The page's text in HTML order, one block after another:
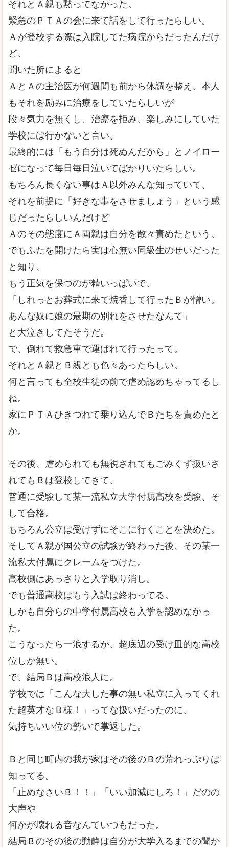
それとＡ親も黙ってなかった。
緊急のＰＴＡの会に来て話をして行ったらしい。
Ａが登校する際は入院してた病院からだったんだけ
ど、
聞いた所によると
ＡとＡの主治医が何週間も前から体調を整え、本人
もそれを励みに治療をしていたらしいが
段々気力を無くし、治療を拒み、楽しみにしていた
学校には行かないと言い、
最終的には「もう自分は死ぬんだから」とノイロー
ゼになって毎日毎日泣いてばかりいたらしい。
もちろん長くない事はＡ以外みんな知っていて、
それを前提に「好きな事をさせましょう」という感
じだったらしいんだけど
Ａのその態度にＡ両親は自分を散々責めたという。
でもふたを開けたら実は心無い同級生のせいだった
と知り、
もう正気を保つのが精いっぱいで、
「しれっとお葬式に来て焼香して行ったＢが憎い。
あんな奴に娘の最期の別れをさせたなんて」
と大泣きしてたそうだ。
で、倒れて救急車で運ばれて行ったって。
それとＡ親とＢ親とも色々あったらしい。
何と言っても全校生徒の前で虐め認めちゃってるし
ね。
家にＰＴＡひきつれて乗り込んでＢたちを責めたと
か。
その後、虐められても無視されてもごみくず扱いさ
れてもＢは登校してきて、
普通に受験して某一流私立大学付属高校を受験、そ
して合格。
もちろん公立は受けずにそこに行くことを決めた。
そしてＡ親が国公立の試験が終わった後、その某一
流私大付属にクレームをつけた。
高校側はあっさりと入学取り消し。
でも普通高校はもう入試は終わってる。
しかも自分らの中学付属高校も入学を認めなかっ
た。
こうなったら一浪するか、超底辺の受け皿的な高校
位しか無い。
で、結局Ｂは高校浪人に。
学校では「こんな大した事の無い私立に入ってくれ
た超英才なＢ様！」ってな扱いだったのに、
気持ちいい位の勢いで掌返した。
Ｂと同じ町内の我が家はその後のＢの荒れっぷりは
知ってる。
「止めなさいＢ！！」「いい加減にしろ！」だのの
大声や
何かが壊れる音なんていつもだった。
結局Ｂのその後の動静は自分が大学入るまでの聞か